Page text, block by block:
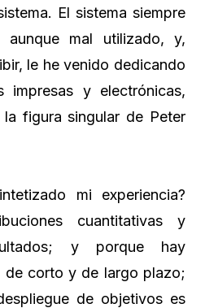
El sistema siempre
aunque mal utilizado, y,
le he venido dedicando
impresas y electrónicas,
figura singular de Peter
mi experiencia?
cuantitativas y
y porque hay
de corto y de largo plazo;
de objetivos es